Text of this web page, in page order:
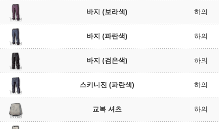
바지 (보라색) 하의
바지 (파란색) 하의
바지 (검은색) 하의
스키니진 (파란색) 하의
교복 셔츠 하의